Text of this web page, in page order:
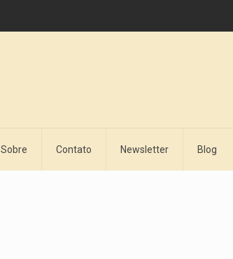
Sobre Contato Newsletter Blog